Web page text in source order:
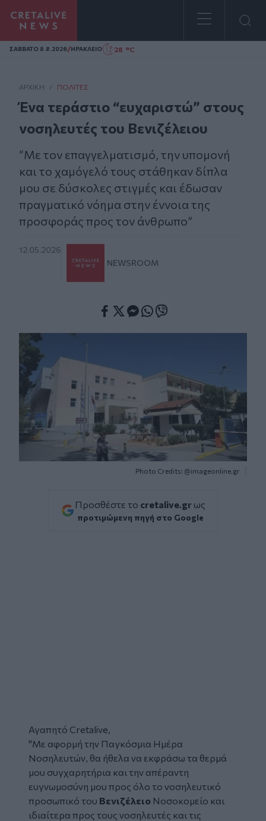
Homepage
ΣAΒΒΑΤΟ 8.8.2026/ΗΡΑΚΛΕΙΟ 28 °C
ΑΡΧΙΚΗ / ΠΟΛΊΤΕΣ
Ένα τεράστιο “ευχαριστώ” στους
νοσηλευτές του Βενιζέλειου
“Με τον επαγγελματισμό, την υπομονή
και το χαμόγελό τους στάθηκαν δίπλα
μου σε δύσκολες στιγμές και έδωσαν
πραγματικό νόημα στην έννοια της
προσφοράς προς τον άνθρωπο”
12.05.2026
NEWSROOM
Photo Credits: @imageonline.gr
Προσθέστε το cretalive.gr ως
προτιμώμενη πηγή στο Google
Αγαπητό Cretalive,
"Με αφορμή την Παγκόσμια Ημέρα
Νοσηλευτών, θα ήθελα να εκφράσω τα θερμά
μου συγχαρητήρια και την απέραντη
ευγνωμοσύνη μου προς όλο το νοσηλευτικό
προσωπικό του Βενιζέλειο Νοσοκομείο και
ιδιαίτερα προς τους νοσηλευτές και τις